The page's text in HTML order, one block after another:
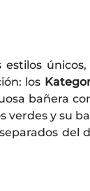
los
bañera
y su